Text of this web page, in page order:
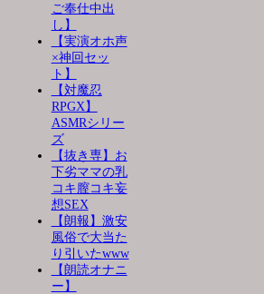
ご奉仕中出
し】
【実演オホ声
×神回セッ
ト】
【対魔忍
RPGX】
ASMRシリー
ズ
【抜き専】お
下劣ママの乳
コキ膣コキ妄
想SEX
【朗報】激安
風俗で大当た
り引いたwww
【朗読オナニ
ー】